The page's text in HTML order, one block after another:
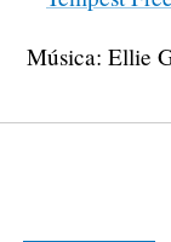
Música: Ellie